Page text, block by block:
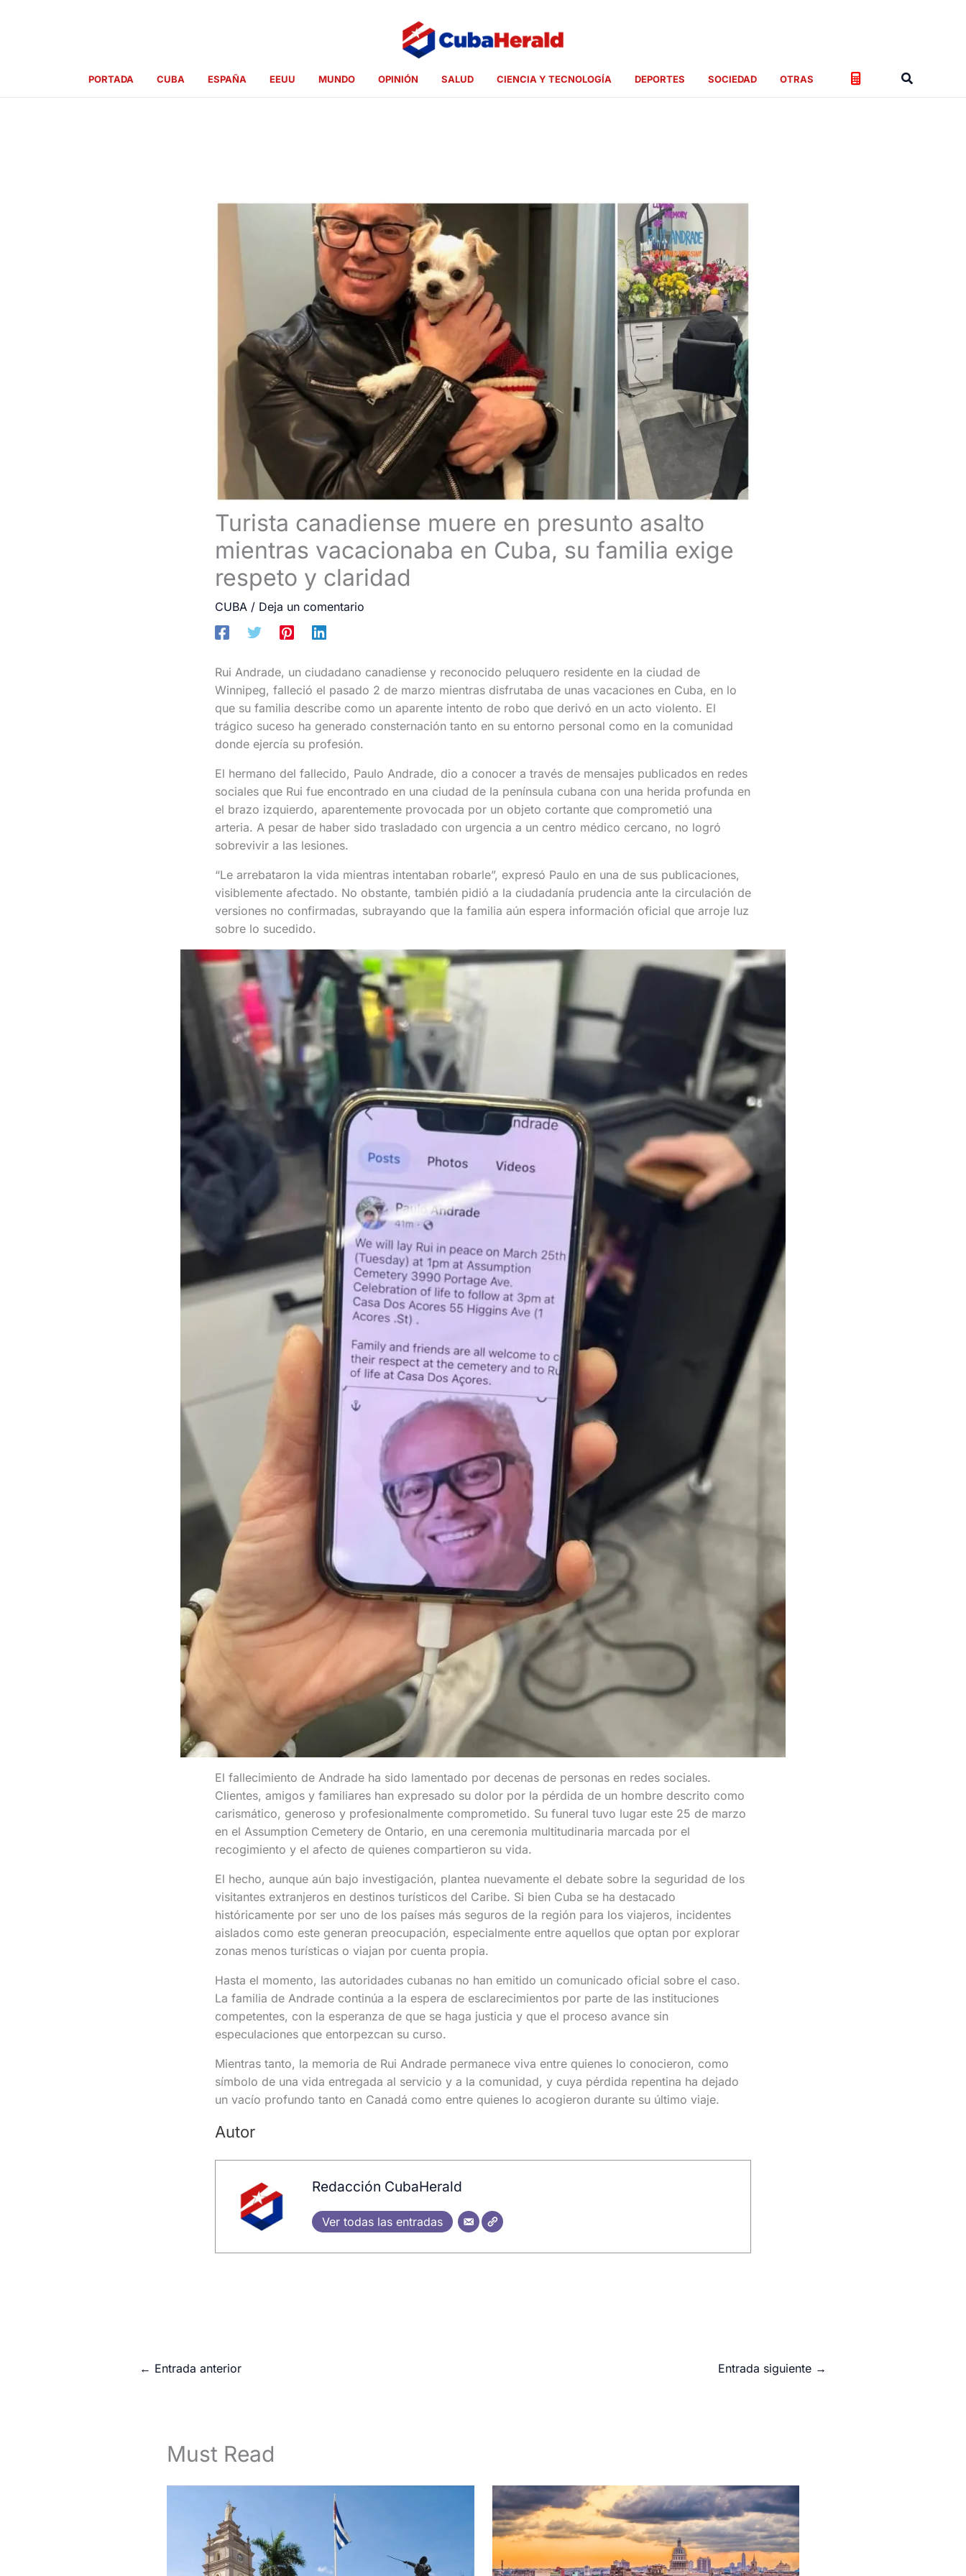
PORTADA CUBA ESPAÑA EEUU MUNDO OPINIÓN SALUD CIENCIA Y TECNOLOGÍA DEPORTES SOCIEDAD OTRAS Buscar
Turista canadiense muere en presunto asalto
mientras vacacionaba en Cuba, su familia exige
respeto y claridad
CUBA/ Deja un comentario
Rui Andrade, un ciudadano canadiense y reconocido peluquero residente en la ciudad de
Winnipeg, falleció el pasado 2 de marzo mientras disfrutaba de unas vacaciones en Cuba, en lo
que su familia describe como un aparente intento de robo que derivó en un acto violento. El
trágico suceso ha generado consternación tanto en su entorno personal como en la comunidad
donde ejercía su profesión.
El hermano del fallecido, Paulo Andrade, dio a conocer a través de mensajes publicados en redes
sociales que Rui fue encontrado en una ciudad de la península cubana con una herida profunda en
el brazo izquierdo, aparentemente provocada por un objeto cortante que comprometió una
arteria. A pesar de haber sido trasladado con urgencia a un centro médico cercano, no logró
sobrevivir a las lesiones.
“Le arrebataron la vida mientras intentaban robarle”, expresó Paulo en una de sus publicaciones,
visiblemente afectado. No obstante, también pidió a la ciudadanía prudencia ante la circulación de
versiones no confirmadas, subrayando que la familia aún espera información oficial que arroje luz
sobre lo sucedido.
El fallecimiento de Andrade ha sido lamentado por decenas de personas en redes sociales.
Clientes, amigos y familiares han expresado su dolor por la pérdida de un hombre descrito como
carismático, generoso y profesionalmente comprometido. Su funeral tuvo lugar este 25 de marzo
en el Assumption Cemetery de Ontario, en una ceremonia multitudinaria marcada por el
recogimiento y el afecto de quienes compartieron su vida.
El hecho, aunque aún bajo investigación, plantea nuevamente el debate sobre la seguridad de los
visitantes extranjeros en destinos turísticos del Caribe. Si bien Cuba se ha destacado
históricamente por ser uno de los países más seguros de la región para los viajeros, incidentes
aislados como este generan preocupación, especialmente entre aquellos que optan por explorar
zonas menos turísticas o viajan por cuenta propia.
Hasta el momento, las autoridades cubanas no han emitido un comunicado oficial sobre el caso.
La familia de Andrade continúa a la espera de esclarecimientos por parte de las instituciones
competentes, con la esperanza de que se haga justicia y que el proceso avance sin
especulaciones que entorpezcan su curso.
Mientras tanto, la memoria de Rui Andrade permanece viva entre quienes lo conocieron, como
símbolo de una vida entregada al servicio y a la comunidad, y cuya pérdida repentina ha dejado
un vacío profundo tanto en Canadá como entre quienes lo acogieron durante su último viaje.
Autor
Redacción CubaHerald
Ver todas las entradas
← Entrada anterior Entrada siguiente →
Must Read